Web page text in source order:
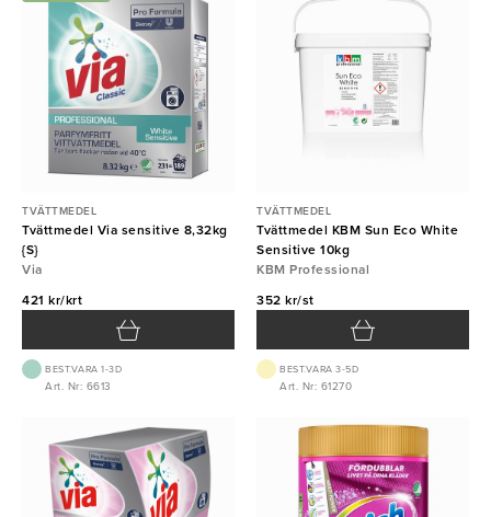
TVÄTTMEDEL
Tvättmedel Via sensitive 8,32kg
{S}
Via
421 kr/krt
BEST.VARA 1-3D
Art. Nr: 6613
TVÄTTMEDEL
Tvättmedel KBM Sun Eco White
Sensitive 10kg
KBM Professional
352 kr/st
BEST.VARA 3-5D
Art. Nr: 61270